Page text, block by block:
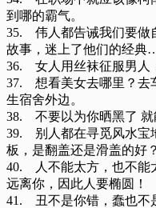
到哪的霸气。
35. 伟人都告诫我们要做
故事，迷上了他们的经典
36. 女人用丝袜征服男人
37. 想看美女去哪里？去
生宿舍外边。
38. 不要以为你晒黑了 就
39. 别人都在寻觅风水宝
板，是翻盖还是滑盖的好？
40. 人不能太方，也不能
远离你，因此人要椭圆！
41. 丑不是你错，蠢也不